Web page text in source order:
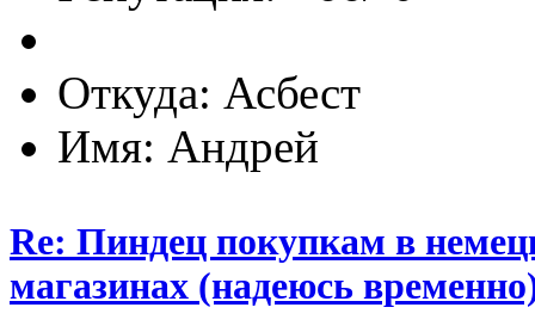
Откуда: Асбест
Имя: Андрей
Re: Пиндец покупкам в
магазинах (надеюсь